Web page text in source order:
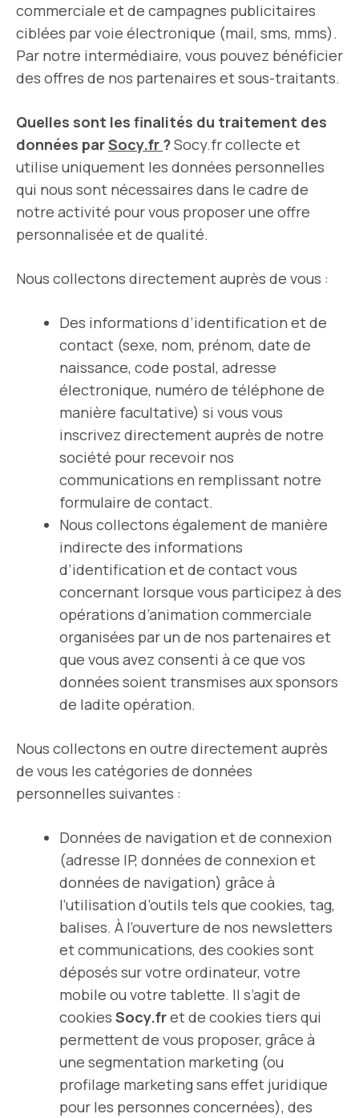
commerciale et de campagnes publicitaires
ciblées par voie électronique (mail, sms, mms).
Par notre intermédiaire, vous pouvez bénéficier
des offres de nos partenaires et sous-traitants.
Quelles sont les finalités du traitement des
données parSocy.fr ?Socy.fr collecte et
utilise uniquement les données personnelles
qui nous sont nécessaires dans le cadre de
notre activité pour vous proposer une offre
personnalisée et de qualité.
Nous collectons directement auprès de vous :
Des informations d’identification et de
contact (sexe, nom, prénom, date de
naissance, code postal, adresse
électronique, numéro de téléphone de
manière facultative) si vous vous
inscrivez directement auprès de notre
société pour recevoir nos
communications en remplissant notre
formulaire de contact.
Nous collectons également de manière
indirecte des informations
d’identification et de contact vous
concernant lorsque vous participez à des
opérations d’animation commerciale
organisées par un de nos partenaires et
que vous avez consenti à ce que vos
données soient transmises aux sponsors
de ladite opération.
Nous collectons en outre directement auprès
de vous les catégories de données
personnelles suivantes :
Données de navigation et de connexion
(adresse IP, données de connexion et
données de navigation) grâce à
l’utilisation d’outils tels que cookies, tag,
balises. À l’ouverture de nos newsletters
et communications, des cookies sont
déposés sur votre ordinateur, votre
mobile ou votre tablette. Il s’agit de
cookies Socy.fret de cookies tiers qui
permettent de vous proposer, grâce à
une segmentation marketing (ou
profilage marketing sans effet juridique
pour les personnes concernées), des